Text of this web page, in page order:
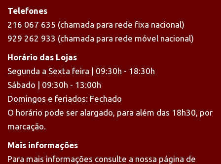
Telefones
216 067 635 (chamada para rede fixa nacional)
929 262 933 (chamada para rede móvel nacional)
Horário das Lojas
Segunda a Sexta feira | 09:30h - 18:30h
Sábado | 09:30h - 13:00h
Domingos e feriados: Fechado
O horário pode ser alargado, para além das 18h30, por
marcação.
Mais informações
Para mais informações consulte a nossa página de